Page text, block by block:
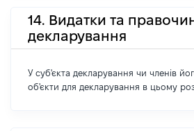
14. Видатки та
декларування
У суб'єкта декларування чи членів
об'єкти для декларування в цьому